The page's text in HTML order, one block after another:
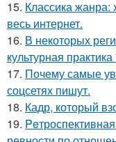
15. Классика жанра:
весь интернет.
16. В некоторых
культурная
17. Почему самые
соцсетях пишут.
18. Кадр, который
19.